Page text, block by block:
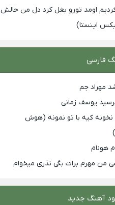
اومد تورو بغل کرد دل من حالش
اینستا)
فارسی
مهراد جم
یوسف زمانی
نخونه کیه با تو نمونه (هوش
هونام
من مهرم برات بگی نذری میخوام
آهنگ جدید